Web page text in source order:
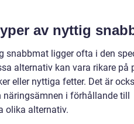
av nyttig
snabbmat ligger ofta i den
alternativ kan vara rikare på
eller nyttiga fetter. Det är
i förhållande till
olika alternativ.